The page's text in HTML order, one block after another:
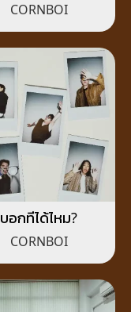
CORNBOI
บอกทีได้ไหม?
CORNBOI